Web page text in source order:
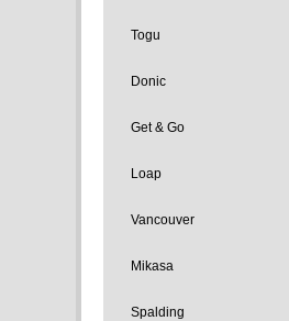
Togu
Donic
Get & Go
Loap
Vancouver
Mikasa
Spalding